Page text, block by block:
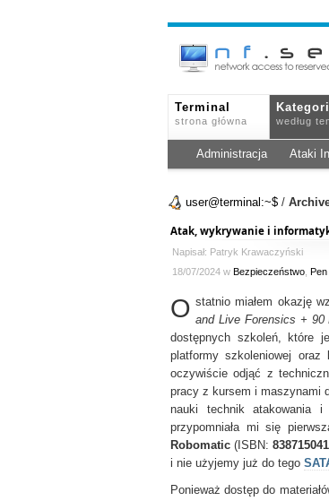
Terminal
strona główna według
Administracja Ataki
user@terminal:~$ /
Atak, wykrywanie i
Napisał: Patryk Krawaczyński
18/07/2024 w Bezpieczeństwo Pen
O statnio miałem okazję
and Live Forensics + 90
dostępnych szkoleń, które
platformy szkoleniowej oraz
oczywiście odjąć z
pracy z kursem i maszynami
nauki technik atakowania
przypomniała mi się
Robomatic (ISBN:
i nie użyjemy już do tego
Ponieważ dostęp do